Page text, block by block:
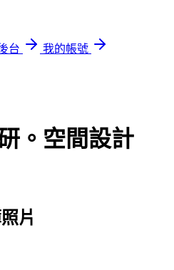
台
我的帳號
。空間設計
片